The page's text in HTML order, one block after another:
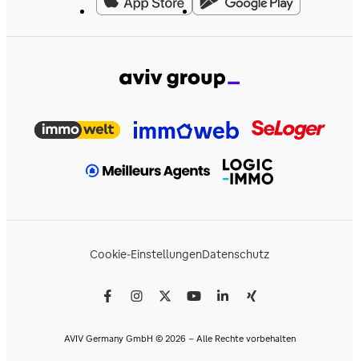
Cookie-EinstellungenDatenschutz
AVIV Germany GmbH © 2026 - Alle Rechte vorbehalten